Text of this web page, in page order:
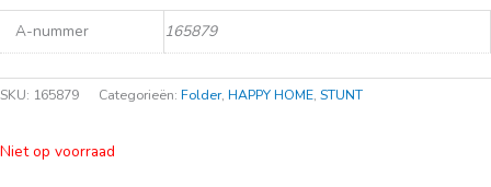
A-nummer 165879
SKU: 165879 Categorieën: Folder, HAPPY HOME, STUNT
Niet op voorraad